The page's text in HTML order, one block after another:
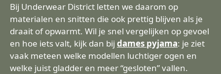
Bij Underwear District letten we daarom op
materialen en snitten die ook prettig blijven als je
draait of opwarmt. Wil je snel vergelijken op gevoel
en hoe iets valt, kijk dan bij dames pyjama: je ziet
vaak meteen welke modellen luchtiger ogen en
welke juist gladder en meer “gesloten” vallen.